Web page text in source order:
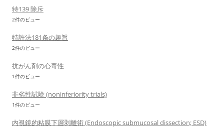
特139 除斥
2件のビュー
特許法181条の趣旨
2件のビュー
抗がん剤の心毒性
1件のビュー
非劣性試験 (noninferiority trials)
1件のビュー
内視鏡的粘膜下層剥離術 (Endoscopic submucosal dissection; ESD)